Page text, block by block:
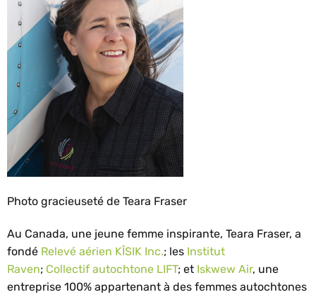
Photo gracieuseté de Teara Fraser
Au Canada, une jeune femme inspirante, Teara Fraser, a
fondé Relevé aérien KÎSIK Inc.; les Institut
Raven; Collectif autochtone LIFT; et Iskwew Air, une
entreprise 100% appartenant à des femmes autochtones